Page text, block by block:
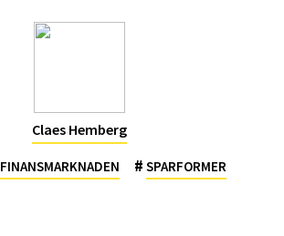
Claes Hemberg
FINANSMARKNADEN # SPARFORMER